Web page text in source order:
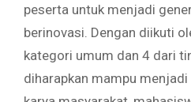
peserta untuk menjadi
berinovasi. Dengan diikuti
kategori umum dan 4 dari
diharapkan mampu